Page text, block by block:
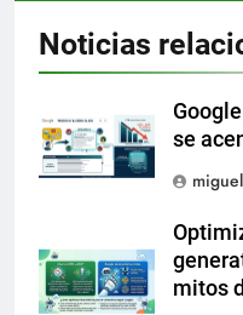
Noticias
se
mitos